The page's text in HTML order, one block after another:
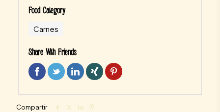
Food Category
Carnes
Share With Friends
Compartir